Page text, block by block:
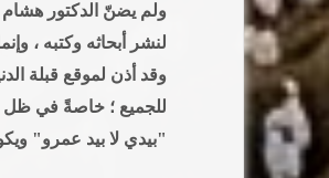
ولم يضنّ الدكتور هشام
لنشر أبحاثه وكتبه ،
وقد أذن لموقع قبلة
للجميع ؛ خاصةً في ظل
"بيدي لا بيد عمرو"